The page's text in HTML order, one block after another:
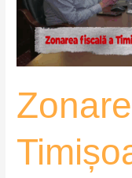
intenții
ascunse?
–
la
Tîntă